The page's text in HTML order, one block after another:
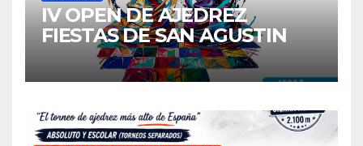
IV OPEN DE AJEDREZ
FIESTAS DE SAN AGUSTIN